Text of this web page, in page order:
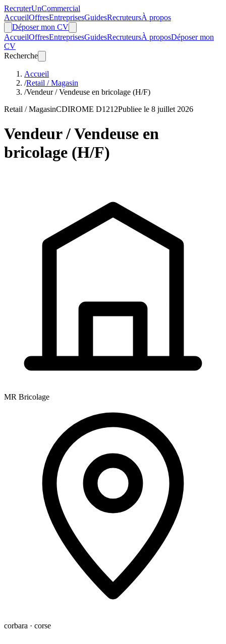
RecruterUnCommercial
AccueilOffresEntreprisesGuidesRecruteursÀ propos
Déposer mon CV
AccueilOffresEntreprisesGuidesRecruteursÀ proposDéposer mon
CV
Recherche
Accueil
/Retail / Magasin
/Vendeur / Vendeuse en bricolage (H/F)
Retail / MagasinCDIROME D1212Publiee le 8 juillet 2026
Vendeur / Vendeuse en
bricolage (H/F)
MR Bricolage
corbara · corse